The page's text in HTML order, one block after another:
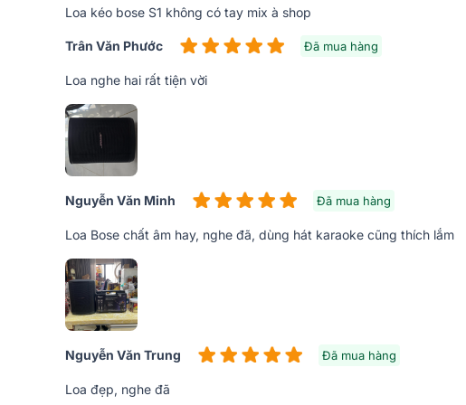
>> Video: Cách chỉnh Bose S1 Pro + (Plus) hát hay nhất
Loa kéo bose S1 không có tay mix à shop
Trân Văn Phước Đã mua hàng
Loa nghe hai rất tiện vời
Nguyễn Văn Minh Đã mua hàng
Loa Bose chất âm hay, nghe đã, dùng hát karaoke cũng thích lắm
Nguyễn Văn Trung Đã mua hàng
Loa đẹp, nghe đã